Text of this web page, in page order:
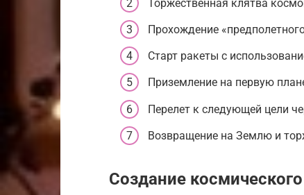
Торжественная клятва
Прохождение
Старт ракеты с
Приземление на первую
Перелет к следующей цели
Возвращение на Землю и
Создание